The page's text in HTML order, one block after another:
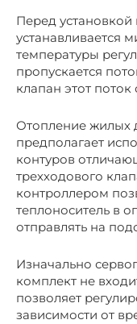
Перед
устанавливается
температуры
пропускается
клапан этот
Отопление жилых
предполагает
контуров
трехходового
контроллером
теплоноситель в
отправлять на
Изначально
комплект не
позволяет
зависимости от